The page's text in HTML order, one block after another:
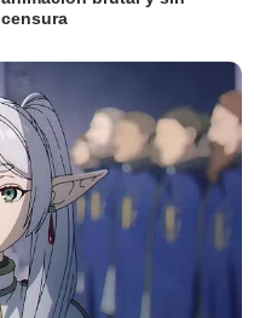
censura